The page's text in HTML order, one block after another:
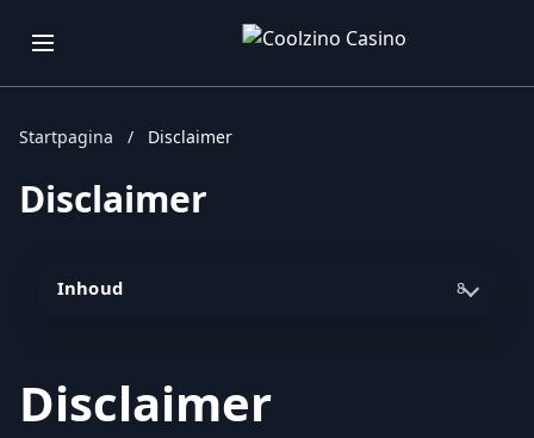
Startpagina / Disclaimer
Disclaimer
Inhoud 8
Disclaimer